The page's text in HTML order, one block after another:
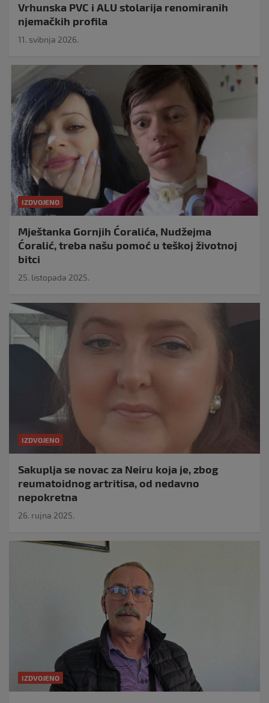
Vrhunska PVC i ALU stolarija renomiranih
njemačkih profila
11. svibnja 2026.
IZDVOJENO
Mještanka Gornjih Ćoralića, Nudžejma
Ćoralić, treba našu pomoć u teškoj životnoj
bitci
25. listopada 2025.
IZDVOJENO
Sakuplja se novac za Neiru koja je, zbog
reumatoidnog artritisa, od nedavno
nepokretna
26. rujna 2025.
IZDVOJENO